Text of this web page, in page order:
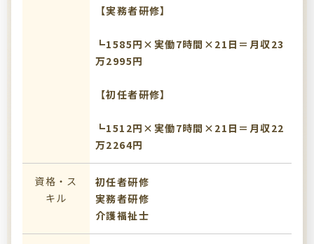
【実務者研修】
┗1585円×実働7時間×21日＝月収23
万2995円
【初任者研修】
┗1512円×実働7時間×21日＝月収22
万2264円
資格・ス
キル
初任者研修
実務者研修
介護福祉士